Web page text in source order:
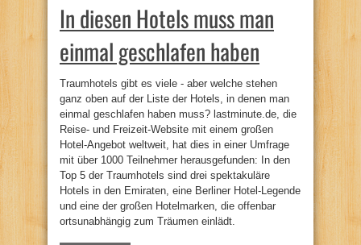
In diesen Hotels muss man
einmal geschlafen haben
Traumhotels gibt es viele - aber welche stehen
ganz oben auf der Liste der Hotels, in denen man
einmal geschlafen haben muss? lastminute.de, die
Reise- und Freizeit-Website mit einem großen
Hotel-Angebot weltweit, hat dies in einer Umfrage
mit über 1000 Teilnehmer herausgefunden: In den
Top 5 der Traumhotels sind drei spektakuläre
Hotels in den Emiraten, eine Berliner Hotel-Legende
und eine der großen Hotelmarken, die offenbar
ortsunabhängig zum Träumen einlädt.